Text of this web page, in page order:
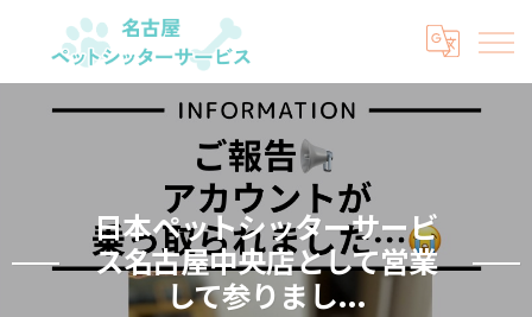
日本ペットシッターサービ
ス名古屋中央店として営業
して参りまし...